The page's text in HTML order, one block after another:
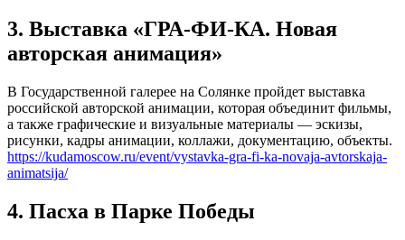
3. Выставка «ГРА-ФИ-КА. Новая
авторская анимация»
В Государственной галерее на Солянке пройдет выставка
российской авторской анимации, которая объединит фильмы,
а также графические и визуальные материалы — эскизы,
рисунки, кадры анимации, коллажи, документацию, объекты.
https://kudamoscow.ru/event/vystavka-gra-fi-ka-novaja-avtorskaja-
animatsija/
4. Пасха в Парке Победы